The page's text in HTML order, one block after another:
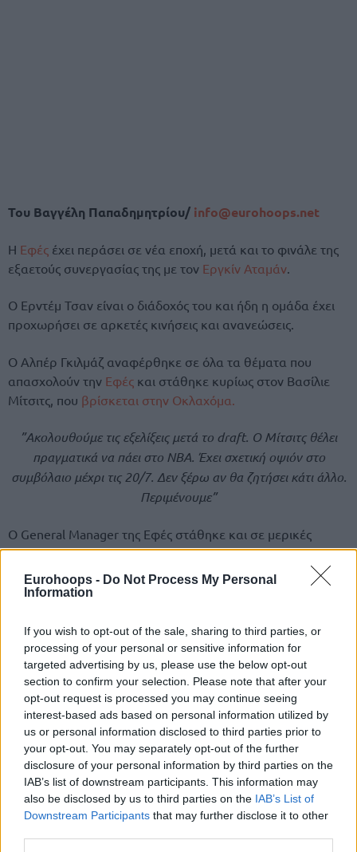
Eurohoops - Do Not Process My Personal
Information
If you wish to opt-out of the sale, sharing to third parties, or
processing of your personal or sensitive information for
targeted advertising by us, please use the below opt-out
section to confirm your selection. Please note that after your
opt-out request is processed you may continue seeing
interest-based ads based on personal information utilized by
us or personal information disclosed to third parties prior to
your opt-out. You may separately opt-out of the further
disclosure of your personal information by third parties on the
IAB’s list of downstream participants. This information may
also be disclosed by us to third parties on the IAB’s List of
Downstream Participants that may further disclose it to other
Του Βαγγέλη Παπαδημητρίου/ info@eurohoops.net
Η Εφές έχει περάσει σε νέα εποχή, μετά και το φινάλε της
εξαετούς συνεργασίας της με τον Εργκίν Αταμάν.
Ο Ερντέμ Τσαν είναι ο διάδοχός του και ήδη η ομάδα έχει
προχωρήσει σε αρκετές κινήσεις και ανανεώσεις.
Ο Αλπέρ Γκιλμάζ αναφέρθηκε σε όλα τα θέματα που
απασχολούν την Εφές και στάθηκε κυρίως στον Βασίλιε
Μίτσιτς, που βρίσκεται στην Οκλαχόμα.
”Ακολουθούμε τις εξελίξεις μετά το draft. Ο Μίτσιτς θέλει
πραγματικά να πάει στο ΝΒΑ. Έχει σχετική οψιόν στο
συμβόλαιο μέχρι τις 20/7. Δεν ξέρω αν θα ζητήσει κάτι άλλο.
Περιμένουμε”
Ο General Manager της Εφές στάθηκε και σε μερικές
ακόμα συγκεκριμένες περιπτώσεις, ενώ ξεκαθάρισε ότι το
μπάτζετ δεν θα μειωθεί πολύ.